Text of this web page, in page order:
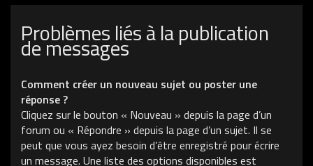
Problèmes liés à la publication
de messages
Comment créer un nouveau sujet ou poster une
réponse ?
Cliquez sur le bouton « Nouveau » depuis la page d’un
forum ou « Répondre » depuis la page d’un sujet. Il se
peut que vous ayez besoin d’être enregistré pour écrire
un message. Une liste des options disponibles est